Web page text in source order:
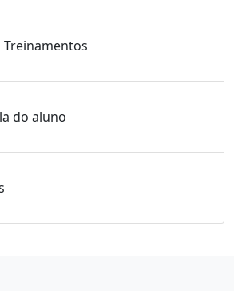
do aluno